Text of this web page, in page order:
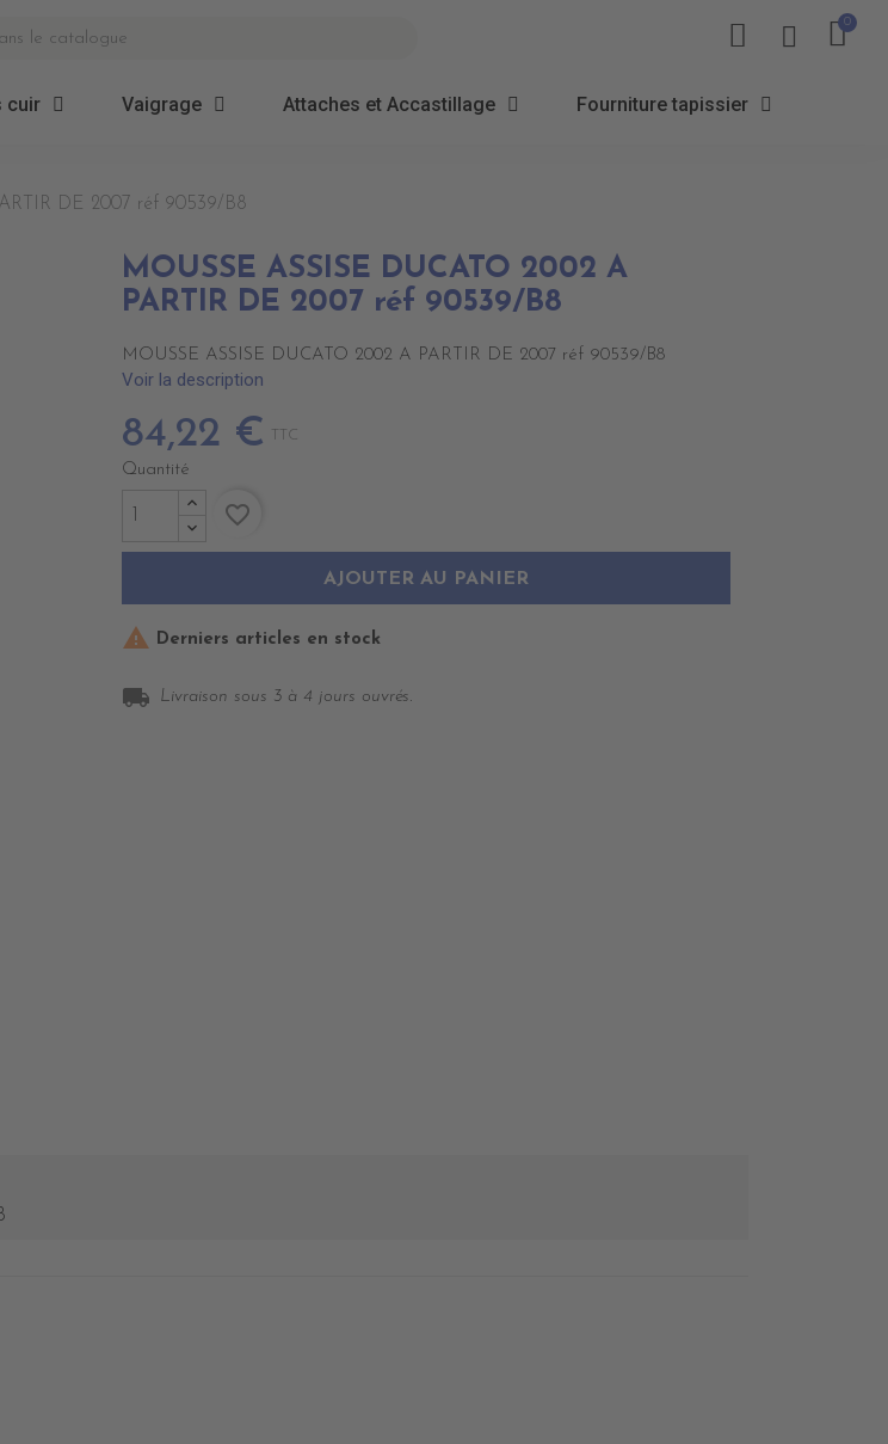
cuir Vaigrage Attaches et Accastillage Fourniture tapissier
DE 2007 réf 90539/B8
MOUSSE ASSISE DUCATO 2002 A
PARTIR DE 2007 réf 90539/B8
MOUSSE ASSISE DUCATO 2002 A PARTIR DE 2007 réf 90539/B8
Voir la description
84,22 € TTC
Quantité
AJOUTER AU PANIER
favorite_border
 Derniers articles en stock
local_shipping Livraison sous 3 à 4 jours ouvrés.